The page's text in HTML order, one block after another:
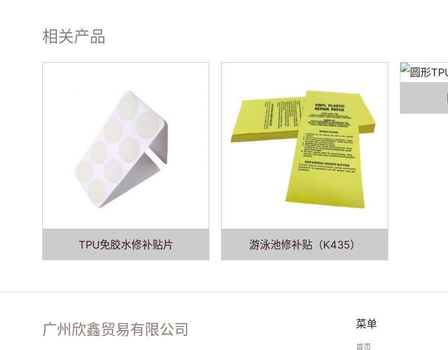
相关产品
TPU免胶水修补贴片 游泳池修补贴（K435）
广州欣鑫贸易有限公司 菜单
首页